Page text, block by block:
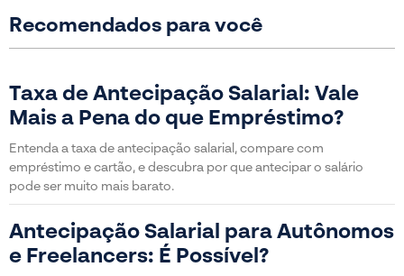
Recomendados para você
Taxa de Antecipação Salarial: Vale
Mais a Pena do que Empréstimo?
Entenda a taxa de antecipação salarial, compare com
empréstimo e cartão, e descubra por que antecipar o salário
pode ser muito mais barato.
Antecipação Salarial para Autônomos
e Freelancers: É Possível?